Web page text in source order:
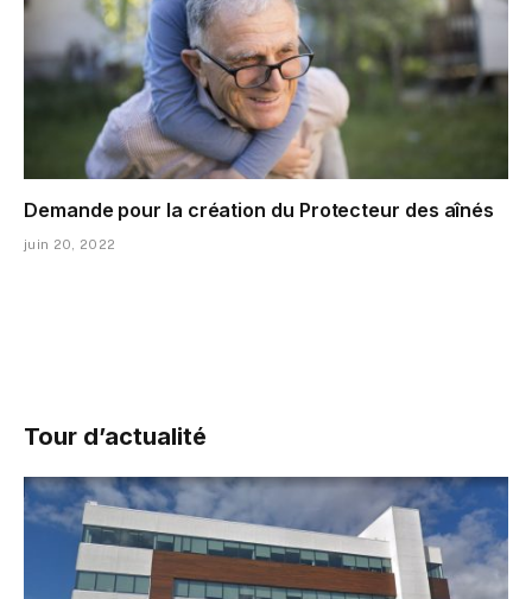
Demande pour la création du Protecteur des aînés
juin 20, 2022
Tour d’actualité